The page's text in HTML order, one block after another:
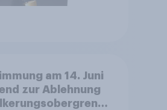
am 14. Juni
zur Ablehnung